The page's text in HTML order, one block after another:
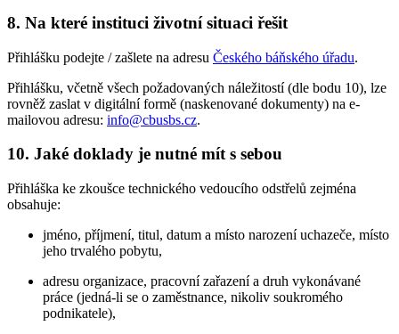
8. Na které instituci životní situaci řešit
Přihlášku podejte / zašlete na adresu Českého báňského úřadu.
Přihlášku, včetně všech požadovaných náležitostí (dle bodu 10), lze
rovněž zaslat v digitální formě (naskenované dokumenty) na e-
mailovou adresu: info@cbusbs.cz.
10. Jaké doklady je nutné mít s sebou
Přihláška ke zkoušce technického vedoucího odstřelů zejména
obsahuje:
jméno, příjmení, titul, datum a místo narození uchazeče, místo
jeho trvalého pobytu,
adresu organizace, pracovní zařazení a druh vykonávané
práce (jedná-li se o zaměstnance, nikoliv soukromého
podnikatele),